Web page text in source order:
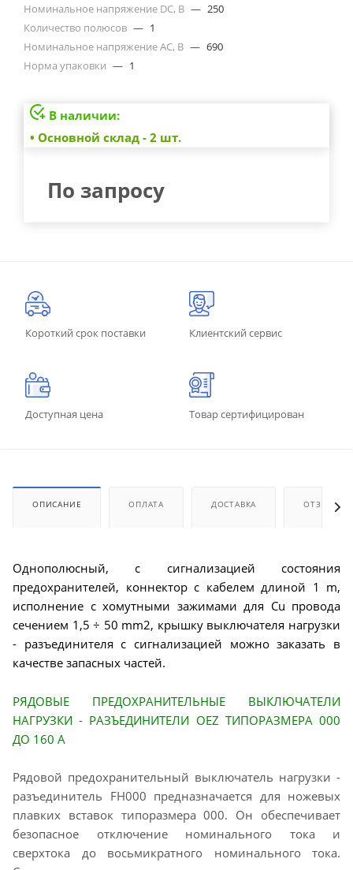
Номинальное напряжение DC, В — 250
Количество полюсов — 1
Номинальное напряжение АС, В — 690
Норма упаковки — 1
В наличии:
• Основной склад - 2 шт.
По запросу
Короткий срок поставки Клиентский сервис
Доступная цена Товар сертифицирован
ОПИСАНИЕ ОПЛАТА ДОСТАВКА ОТЗЫВЫ
Однополюсный, с сигнализацией состояния
предохранителей, коннектор с кабелем длиной 1 m,
исполнение с хомутными зажимами для Cu провода
сечением 1,5 ÷ 50 mm2, крышку выключателя нагрузки
- разъединителя с сигнализацией можно заказать в
качестве запасных частей.
РЯДОВЫЕ ПРЕДОХРАНИТЕЛЬНЫЕ ВЫКЛЮЧАТЕЛИ
НАГРУЗКИ - РАЗЪЕДИНИТЕЛИ OEZ ТИПОРАЗМЕРА 000
ДО 160 A
Рядовой предохранительный выключатель нагрузки -
разъединитель FH000 предназначается для ножевых
плавких вставок типоразмера 000. Он обеспечивает
безопасное отключение номинального тока и
сверхтока до восьмикратного номинального тока.